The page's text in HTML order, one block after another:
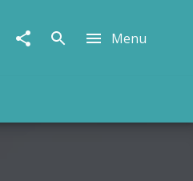
Menu